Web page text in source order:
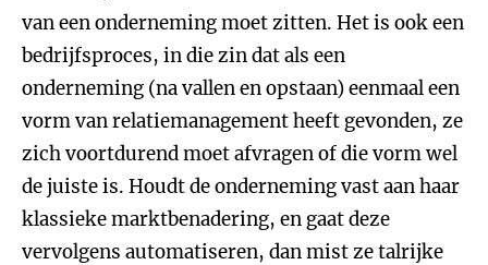
van een onderneming moet zitten. Het is ook een
bedrijfsproces, in die zin dat als een
onderneming (na vallen en opstaan) eenmaal een
vorm van relatiemanagement heeft gevonden, ze
zich voortdurend moet afvragen of die vorm wel
de juiste is. Houdt de onderneming vast aan haar
klassieke marktbenadering, en gaat deze
vervolgens automatiseren, dan mist ze talrijke